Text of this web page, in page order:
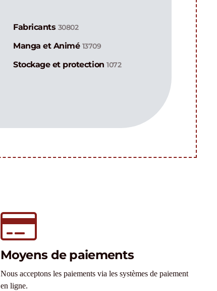
Fabricants 30802
Manga et Animé 13709
Stockage et protection1072
Moyens de paiements
Nous acceptons les paiements via les systèmes de paiement
en ligne.